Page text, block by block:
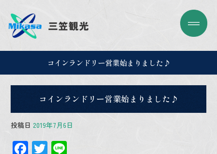
コインランドリー営業始まりました♪
コインランドリー営業始まりました♪
投稿日 2019年7月6日
F T